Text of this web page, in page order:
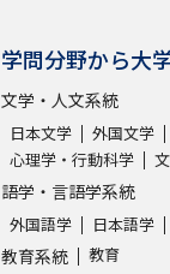
学問分野から大
文学・人文系統
日本文学 外国文学
心理学・行動科学
語学・言語学系統
外国語学 日本語学
教育系統 教育